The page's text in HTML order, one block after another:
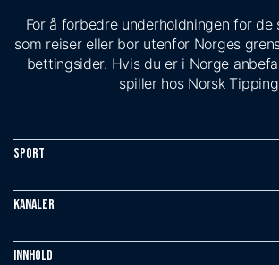
For å forbedre underholdningen for de
som reiser eller bor utenfor Norges
bettingsider. Hvis du er i Norge
spiller hos Norsk
Sport
Kanaler
Innhold